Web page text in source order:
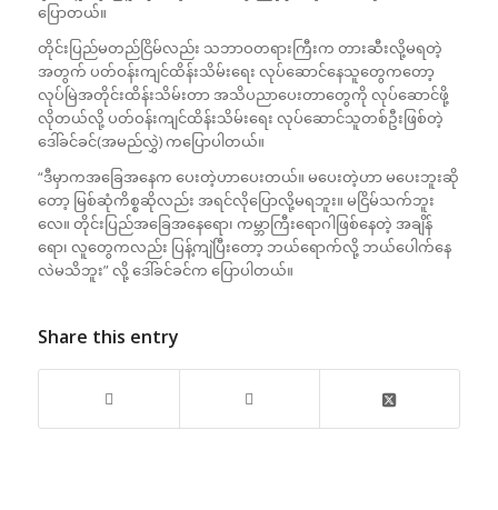
ပြောတယ်။
တိုင်းပြည်မတည်ငြိမ်လည်း သဘာဝတရားကြီးက တားဆီးလို့မရတဲ့
အတွက် ပတ်ဝန်းကျင်ထိန်းသိမ်းရေး လုပ်‌ဆောင်နေသူတွေကတော့
လုပ်မြဲအတိုင်းထိန်းသိမ်းတာ အသိပညာပေးတာတွေကို လုပ်ဆောင်ဖို့
လိုတယ်လို့ ပတ်ဝန်းကျင်ထိန်းသိမ်းရေး လုပ်ဆောင်သူတစ်ဦးဖြစ်တဲ့
ဒေါ်ခင်ခင်(အမည်လွှဲ) ကပြောပါတယ်။
“ဒီမှာကအခြေအနေက ပေးတဲ့ဟာပေးတယ်။ မပေးတဲ့ဟာ မပေးဘူးဆို
တော့ မြစ်ဆုံကိစ္စဆိုလည်း အရင်လိုပြောလို့မရဘူး။ မငြိမ်သက်ဘူး
လေ။ တိုင်းပြည်အခြေအနေရော၊ ကမ္ဘာကြီးရောဂါဖြစ်နေတဲ့ အချိန်
ရော၊ လူတွေကလည်း ပြန့်ကျဲပြီးတော့ ဘယ်ရောက်လို့ ဘယ်ပေါက်နေ
လဲမသိဘူး” လို့ ဒေါ်ခင်ခင်က‌ ပြောပါတယ်။
Share this entry